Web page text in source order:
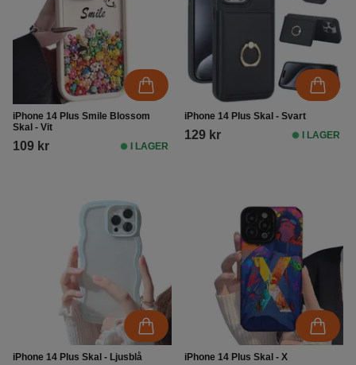
iPhone 14 Plus Smile Blossom
Skal - Vit
109 kr I LAGER
iPhone 14 Plus Skal - Svart
129 kr I LAGER
iPhone 14 Plus Skal - Ljusblå iPhone 14 Plus Skal - X